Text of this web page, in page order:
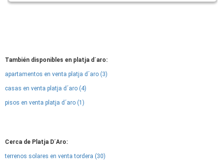
También disponibles en platja d´aro:
apartamentos en venta platja d´aro (3)
casas en venta platja d´aro (4)
pisos en venta platja d´aro (1)
Cerca de Platja D´Aro:
terrenos solares en venta tordera (30)